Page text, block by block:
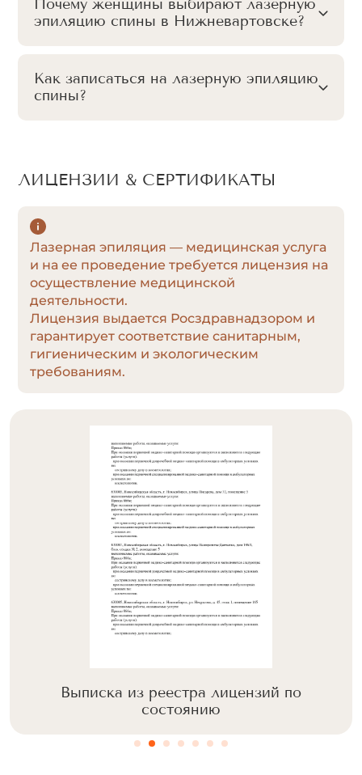
Почему женщины выбирают лазерную
эпиляцию спины в Нижневартовске?
Как записаться на лазерную эпиляцию
спины?
ЛИЦЕНЗИИ & СЕРТИФИКАТЫ
Лазерная эпиляция — медицинская услуга
и на ее проведение требуется лицензия на
осуществление медицинской
деятельности.
Лицензия выдается Росздравнадзором и
гарантирует соответствие санитарным,
гигиеническим и экологическим
требованиям.
Выписка из реестра лицензий по
состоянию